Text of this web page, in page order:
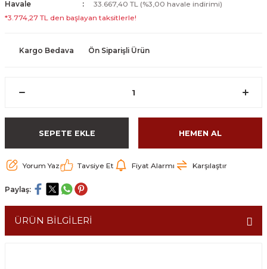
Havale
33.667,40 TL (%3,00 havale indirimi)
*3.774,27 TL den başlayan taksitlerle!
Kargo Bedava Ön Siparişli Ürün
SEPETE EKLE HEMEN AL
Yorum Yaz Tavsiye Et Fiyat Alarmı Karşılaştır
Paylaş:
ÜRÜN BİLGİLERİ